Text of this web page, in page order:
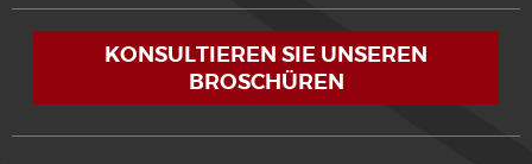
KONSULTIEREN SIE UNSEREN
BROSCHÜREN